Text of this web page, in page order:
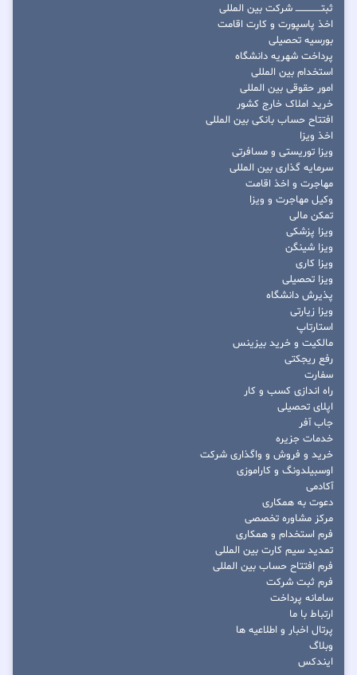
ثبتــــــــــــــــ شرکت بین المللی
اخذ پاسپورت و کارت اقامت
بورسیه تحصیلی
پرداخت شهریه دانشگاه
استخدام بین المللی
امور حقوقی بین المللی
خرید املاک خارج کشور
افتتاح حساب بانکی بین المللی
اخذ ویزا
ویزا توریستی و مسافرتی
سرمایه گذاری بین المللی
مهاجرت و اخذ اقامت
وکیل مهاجرت و ویزا
تمکن مالی
ویزا پزشکی
ویزا شینگن
ویزا کاری
ویزا تحصیلی
پذیرش دانشگاه
ویزا زیارتی
استارتاپ
مالکیت و خرید بیزینس
رفع ریجکتی
سفارت
راه اندازی کسب و کار
اپلای تحصیلی
جاب آفر
خدمات جزیره
خرید و فروش و واگذاری شرکت
اوسبیلدونگ و کاراموزی
آکادمی
دعوت به همکاری
مرکز مشاوره تخصصی
فرم استخدام و همکاری
تمدید سیم کارت بین المللی
فرم افتتاح حساب بین المللی
فرم ثبت شرکت
سامانه پرداخت
ارتباط با ما
پرتال اخبار و اطلاعیه ها
وبلاگ
ایندکس